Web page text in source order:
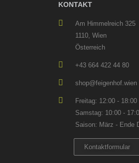
KONTAKT
Am Himmelreich 325
1110, Wien
Österreich
+43 664 422 44 80
shop@feigenhof.wien
Freitag: 12:00 - 18:00
Samstag: 10:00 -
Saison: März - Ende
Kontaktformular